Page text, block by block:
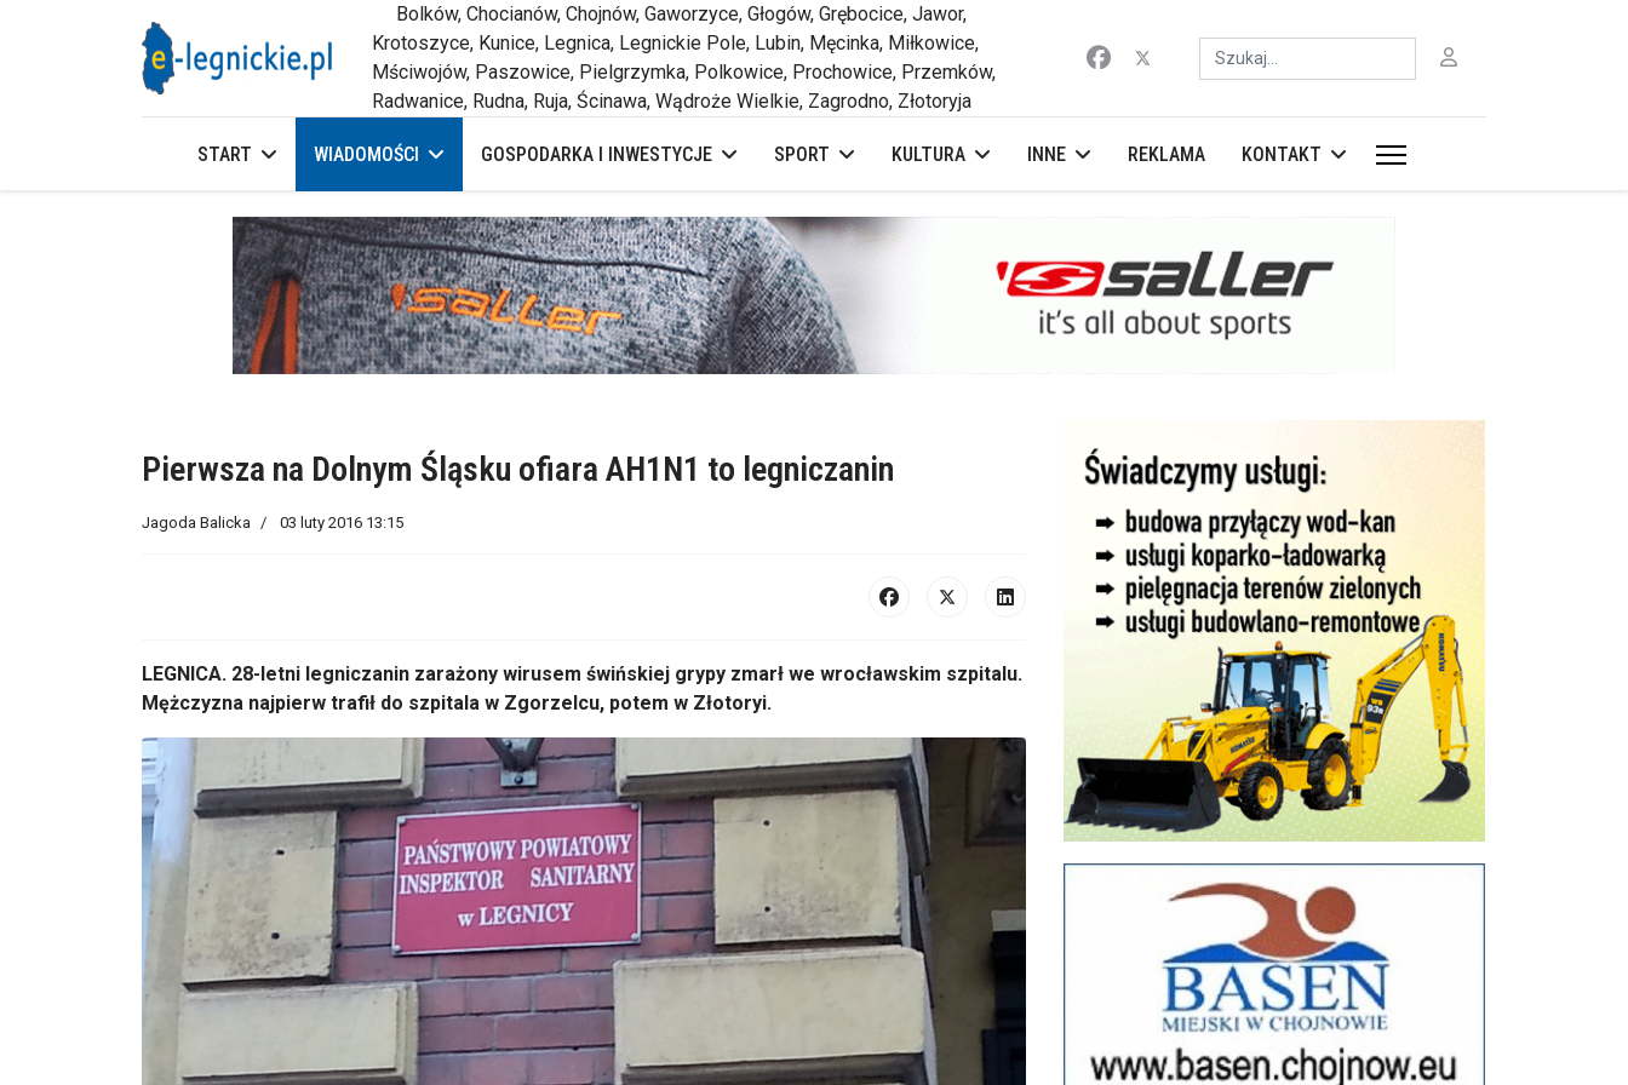
Bolków, Chocianów, Chojnów, Gaworzyce, Głogów, Grębocice, Jawor,
Krotoszyce, Kunice, Legnica, Legnickie Pole, Lubin, Męcinka, Miłkowice,
Mściwojów, Paszowice, Pielgrzymka, Polkowice, Prochowice, Przemków,
Radwanice, Rudna, Ruja, Ścinawa, Wądroże Wielkie, Zagrodno, Złotoryja
Szukaj
START WIADOMOŚCI GOSPODARKA I INWESTYCJE SPORT KULTURA INNE REKLAMA KONTAKT
Pierwsza na Dolnym Śląsku ofiara AH1N1 to legniczanin
Jagoda Balicka 03 luty 2016 13:15
LEGNICA. 28-letni legniczanin zarażony wirusem świńskiej grypy zmarł we wrocławskim szpitalu.
Mężczyzna najpierw trafił do szpitala w Zgorzelcu, potem w Złotoryi.